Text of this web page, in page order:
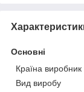
Основні
Країна виробник
Вид виробу